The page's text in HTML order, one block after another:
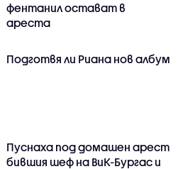
фентанил остават в
ареста
Подготвя ли Риана нов албум
Пуснаха под домашен арест
бившия шеф на ВиК-Бургас и